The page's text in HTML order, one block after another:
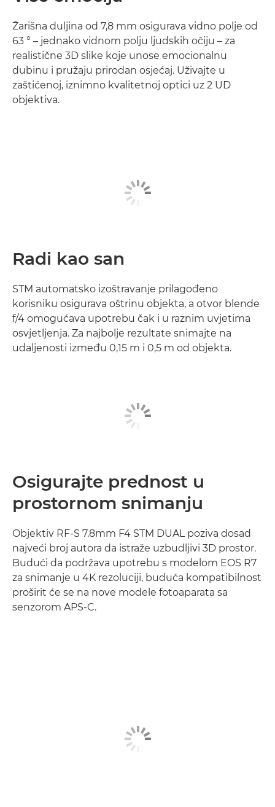
Žarišna duljina od 7,8 mm osigurava vidno polje od
63 ° – jednako vidnom polju ljudskih očiju – za
realistične 3D slike koje unose emocionalnu
dubinu i pružaju prirodan osjećaj. Uživajte u
zaštićenoj, iznimno kvalitetnoj optici uz 2 UD
objektiva.
Radi kao san
STM automatsko izoštravanje prilagođeno
korisniku osigurava oštrinu objekta, a otvor blende
f/4 omogućava upotrebu čak i u raznim uvjetima
osvjetljenja. Za najbolje rezultate snimajte na
udaljenosti između 0,15 m i 0,5 m od objekta.
Osigurajte prednost u
prostornom snimanju
Objektiv RF-S 7.8mm F4 STM DUAL poziva dosad
najveći broj autora da istraže uzbudljivi 3D prostor.
Budući da podržava upotrebu s modelom EOS R7
za snimanje u 4K rezoluciji, buduća kompatibilnost
proširit će se na nove modele fotoaparata sa
senzorom APS-C.